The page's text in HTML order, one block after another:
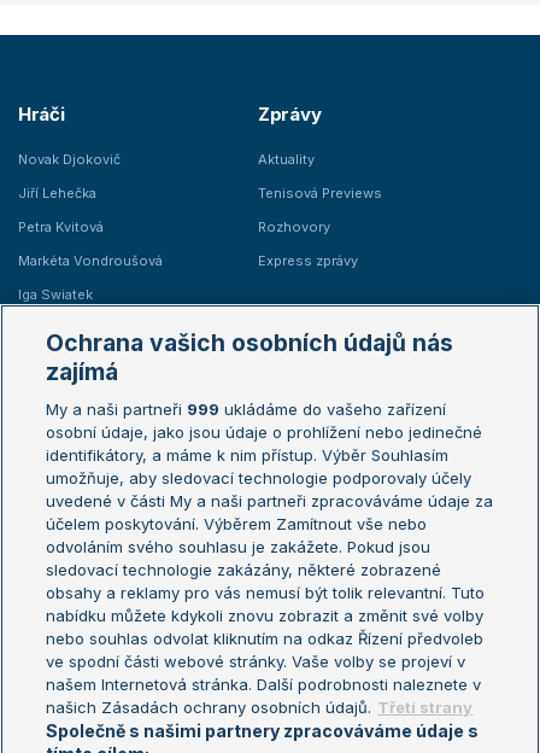
Hráči
Novak Djokovič
Jiří Lehečka
Petra Kvitová
Markéta Vondroušová
Iga Swiatek
Zprávy
Aktuality
Tenisová Previews
Rozhovory
Express zprávy
Žebříčky
Žebříček ATP (muži)
Žebříček WTA (ženy)
Sázkařský žebříček
Australian Open
French Open
Wimbledon
US Open
Turnaj mistrů
Turnaj mistryň
Aktualní trendy
Fotbalové přestupy
Livesport Daily
LS Prague Open
Ochrana vašich osobních údajů nás
zajímá
My a naši partneři 999 ukládáme do vašeho zařízení
osobní údaje, jako jsou údaje o prohlížení nebo jedinečné
identifikátory, a máme k nim přístup. Výběr Souhlasím
umožňuje, aby sledovací technologie podporovaly účely
uvedené v části My a naši partneři zpracováváme údaje za
účelem poskytování. Výběrem Zamítnout vše nebo
odvoláním svého souhlasu je zakážete. Pokud jsou
sledovací technologie zakázány, některé zobrazené
obsahy a reklamy pro vás nemusí být tolik relevantní. Tuto
nabídku můžete kdykoli znovu zobrazit a změnit své volby
nebo souhlas odvolat kliknutím na odkaz Řízení předvoleb
ve spodní části webové stránky. Vaše volby se projeví v
našem Internetová stránka. Další podrobnosti naleznete v
našich Zásadách ochrany osobních údajů. Třetí strany
Společně s našimi partnery zpracováváme údaje s